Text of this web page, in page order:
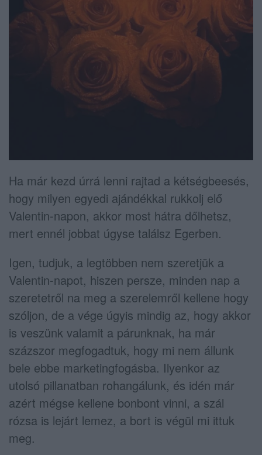
Ha már kezd úrrá lenni rajtad a kétségbeesés,
hogy milyen egyedi ajándékkal rukkolj elő
Valentin-napon, akkor most hátra dőlhetsz,
mert ennél jobbat úgyse találsz Egerben.
Igen, tudjuk, a legtöbben nem szeretjük a
Valentin-napot, hiszen persze, minden nap a
szeretetről na meg a szerelemről kellene hogy
szóljon, de a vége úgyis mindig az, hogy akkor
is veszünk valamit a párunknak, ha már
százszor megfogadtuk, hogy mi nem állunk
bele ebbe marketingfogásba. Ilyenkor az
utolsó pillanatban rohangálunk, és idén már
azért mégse kellene bonbont vinni, a szál
rózsa is lejárt lemez, a bort is végül mi ittuk
meg.